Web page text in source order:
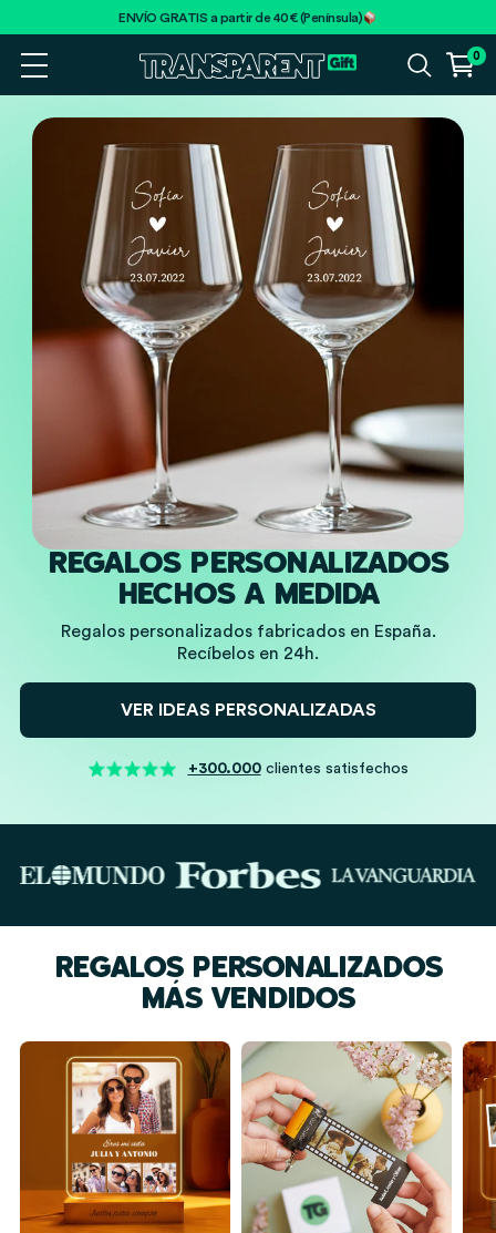
ENVÍO GRATIS a partir de 40€ (Península)
0
REGALOS PERSONALIZADOS
HECHOS A MEDIDA
Regalos personalizados fabricados en España.
Recíbelos en 24h.
VER IDEAS PERSONALIZADAS
+300.000clientes satisfechos
REGALOS PERSONALIZADOS
MÁS VENDIDOS